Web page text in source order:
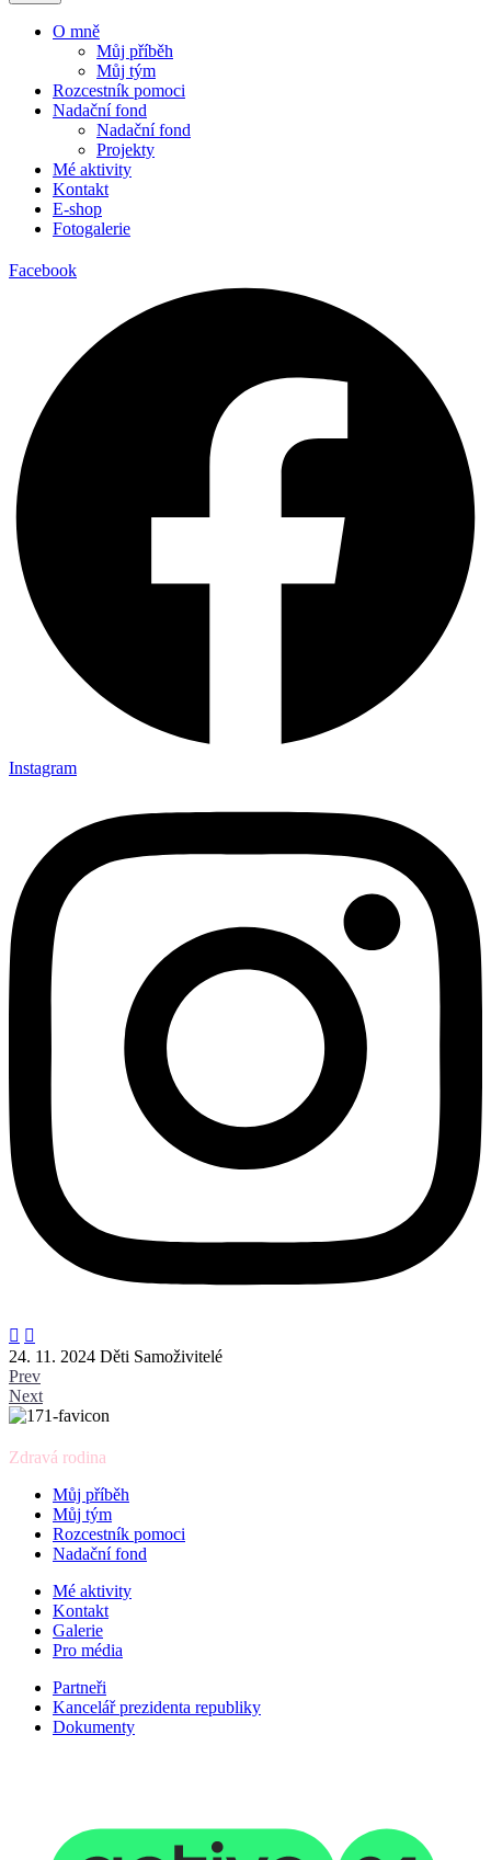
O mně
Můj příběh
Můj tým
Rozcestník pomoci
Nadační fond
Nadační fond
Projekty
Mé aktivity
Kontakt
E-shop
Fotogalerie
Facebook
Instagram
 
24. 11. 2024 Děti Samoživitelé
Prev
Next
Zdravá rodina
Můj příběh
Můj tým
Rozcestník pomoci
Nadační fond
Mé aktivity
Kontakt
Galerie
Pro média
Partneři
Kancelář prezidenta republiky
Dokumenty